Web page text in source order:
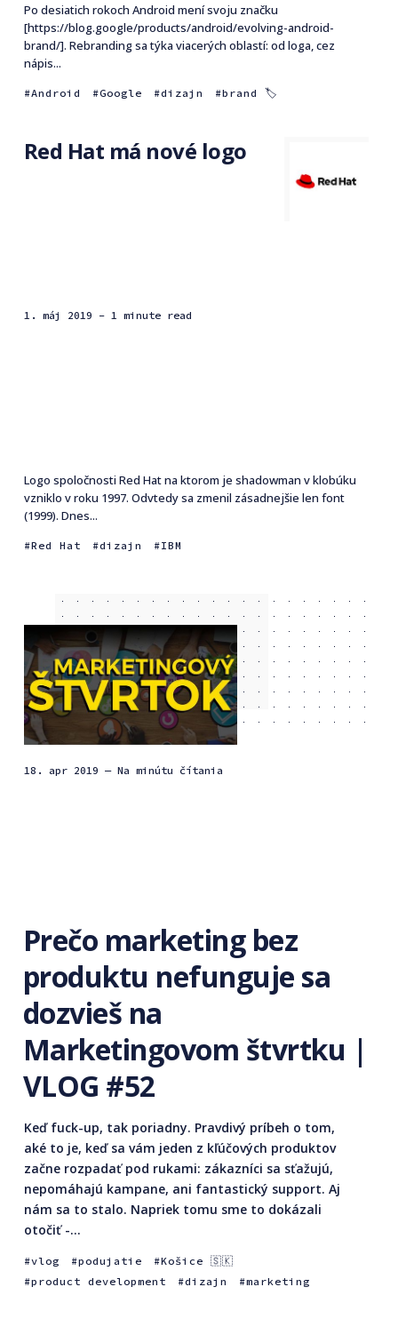
Po desiatich rokoch Android mení svoju značku
[https://blog.google/products/android/evolving-android-
brand/]. Rebranding sa týka viacerých oblastí: od loga, cez
nápis...
Android Google dizajn brand 🏷
Red Hat má nové logo
1. máj 2019 - 1 minute read
Logo spoločnosti Red Hat na ktorom je shadowman v klobúku
vzniklo v roku 1997. Odvtedy sa zmenil zásadnejšie len font
(1999). Dnes...
Red Hat dizajn IBM
18. apr 2019 — Na minútu čítania
Prečo marketing bez
produktu nefunguje sa
dozvieš na
Marketingovom štvrtku |
VLOG #52
Keď fuck-up, tak poriadny. Pravdivý príbeh o tom,
aké to je, keď sa vám jeden z kľúčových produktov
začne rozpadať pod rukami: zákazníci sa sťažujú,
nepomáhajú kampane, ani fantastický support. Aj
nám sa to stalo. Napriek tomu sme to dokázali
otočiť -...
vlog podujatie
Košice 🇸🇰
product development
dizajn marketing